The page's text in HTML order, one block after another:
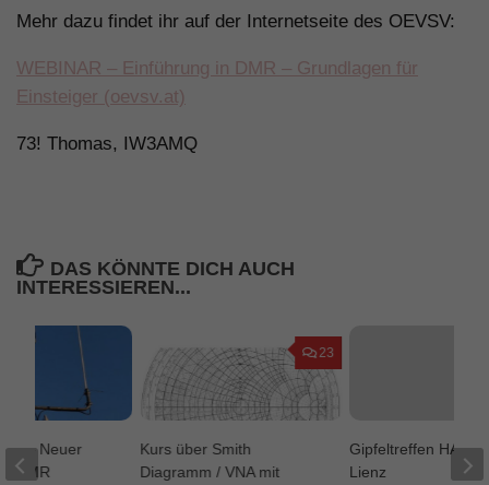
Mehr dazu findet ihr auf der Internetseite des OEVSV:
WEBINAR – Einführung in DMR – Grundlagen für
Einsteiger (oevsv.at)
73! Thomas, IW3AMQ
DAS KÖNNTE DICH AUCH
INTERESSIEREN...
23
Kurs über Smith
Diagramm / VNA mit
Gipfeltreffen
Lienz
– Neuer
DMR